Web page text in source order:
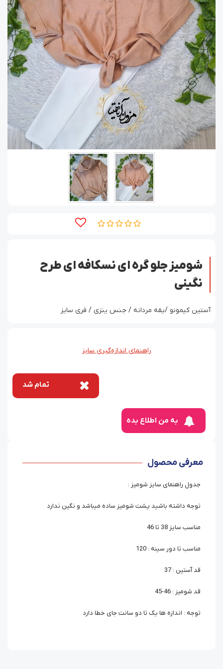
شومیز جلو گره ای نسکافه ای طرح
نگینی
آستین کیمونو /یقه مردانه / جنس ینزی / فری سایز
راهنمای اندازه‌گیری سایز
تمام شد
به من اطلاع بده
معرفی محصول
جدول راهنمای سایز شومیز :
توجه داشته باشید پشت شومیز ساده میباشد و نگین ندارد
مناسب سایز 38 تا 46
مناسب تا دور سینه : 120
قد آستین : 37
قد شومیز : 46-45
توجه : اندازه ها یک تا دو سانت جای خطا دارد